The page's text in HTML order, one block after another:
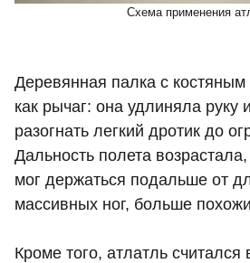
Схема применения
Деревянная палка с
как рычаг: она удлиняла руку
разогнать легкий дротик до
Дальность полета
мог держаться подальше от
массивных ног, больше
Кроме того, атлатль считался